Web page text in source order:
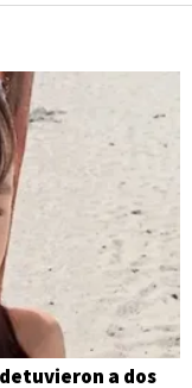
a dos